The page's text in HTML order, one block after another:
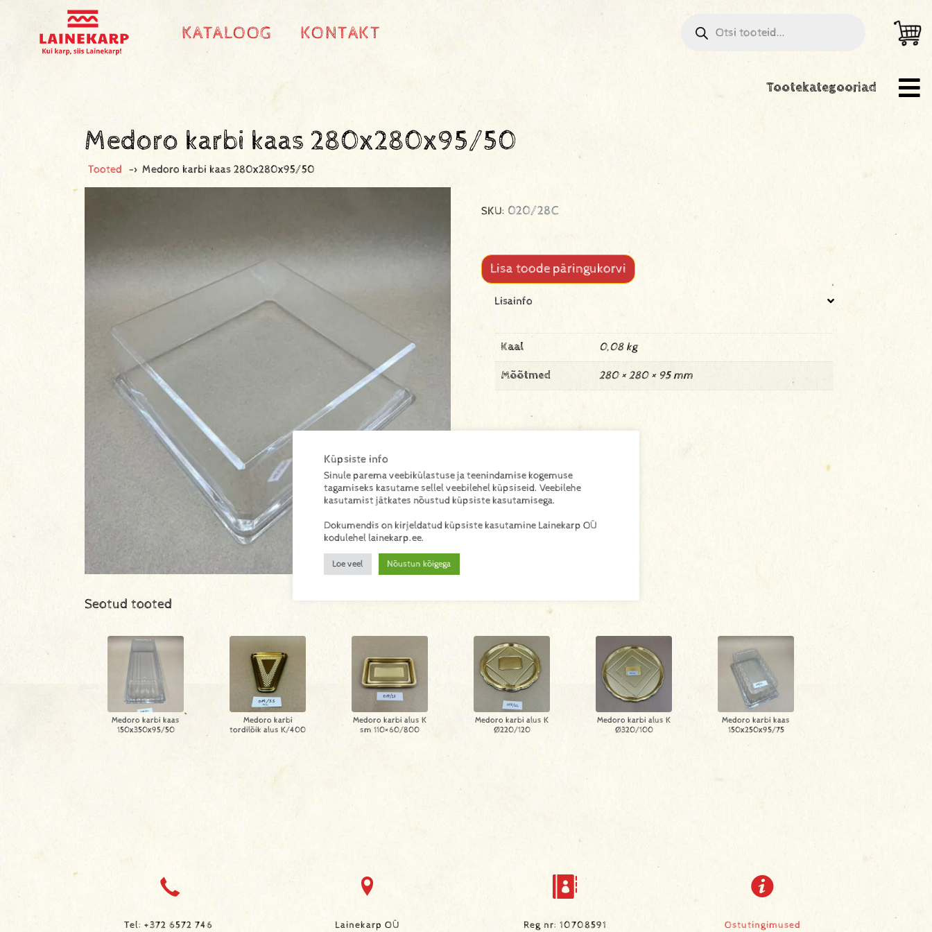
KATALOOG KONTAKT
Tootekategooriad
Medoro karbi kaas 280x280x95/50
Tooted -> Medoro karbi kaas 280x280x95/50
SKU: 020/28C
Lisa toode päringukorvi
Lisainfo
Kaal 0,08 kg
Mõõtmed 280 × 280 × 95 mm
Seotud tooted
Medoro karbi kaas
150x350x95/50
Medoro karbi
tordilõik alus K/400
Medoro karbi alus K
sm 110×60/800
Medoro karbi alus K
Ø220/120
Medoro karbi alus K
Ø320/100
Medoro karbi kaas
150x250x95/75
Küpsiste info
Sinule parema veebikülastuse ja teenindamise kogemuse
tagamiseks kasutame sellel veebilehel küpsiseid. Veebilehe
kasutamist jätkates nõustud küpsiste kasutamisega.
Dokumendis on kirjeldatud küpsiste kasutamine Lainekarp OÜ
kodulehel lainekarp.ee.
Loe veel Nõustun kõigega
Tel: +372 6572 746 Lainekarp OÜ Reg nr: 10708591 Ostutingimused